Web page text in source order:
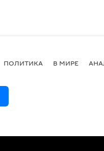
ПОЛИТИКА В МИРЕ